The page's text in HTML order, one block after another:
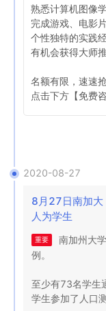
疫苗的到来无疑
我们正处于一个
准则，始终保持警
谢谢大家在我们
置信的挑战时继
Rod Hanners
USC凯克医学
通过无症状人口
通过南加州大学
个体进行测试，
关。
由于暴露，现在
的亲自指导和校
尚未做出。因此
开始时，提供有
对于在校园中或
建议您谨慎行事
以保护自己防止
表面接触清洁。
熟悉计算机图像
完成游戏、电影
个性独特的实践
有机会获得大师
名额有限，速速
点击下方【免费
2020-08-27
8月27日南加
人为学生
重要
南加州大
例。
至少有73名学生
学生参加了人口